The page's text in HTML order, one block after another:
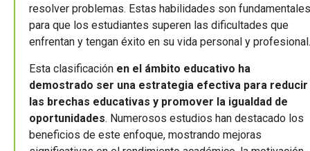
resolver problemas. Estas habilidades son fundamentales
para que los estudiantes superen las dificultades que
enfrentan y tengan éxito en su vida personal y
Esta clasificación en el ámbito educativo ha
demostrado ser una estrategia efectiva para reducir
las brechas educativas y promover la igualdad de
oportunidades. Numerosos estudios han destacado los
beneficios de este enfoque, mostrando mejoras